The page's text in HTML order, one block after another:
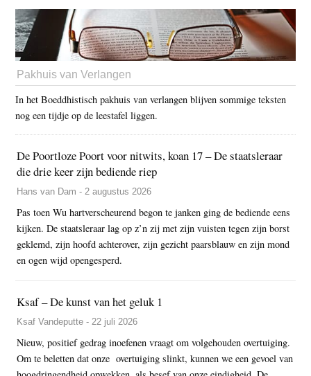
Pakhuis van Verlangen
In het Boeddhistisch pakhuis van verlangen blijven sommige teksten
nog een tijdje op de leestafel liggen.
De Poortloze Poort voor nitwits, koan 17 – De staatsleraar
die drie keer zijn bediende riep
Hans van Dam - 2 augustus 2026
Pas toen Wu hartverscheurend begon te janken ging de bediende eens
kijken. De staatsleraar lag op z’n zij met zijn vuisten tegen zijn borst
geklemd, zijn hoofd achterover, zijn gezicht paarsblauw en zijn mond
en ogen wijd opengesperd.
Ksaf – De kunst van het geluk 1
Ksaf Vandeputte - 22 juli 2026
Nieuw, positief gedrag inoefenen vraagt om volgehouden overtuiging.
Om te beletten dat onze overtuiging slinkt, kunnen we een gevoel van